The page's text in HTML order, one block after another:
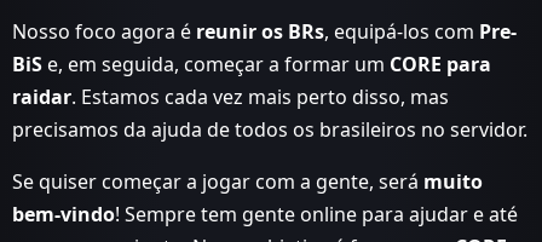
Nosso foco agora é reunir os BRs, equipá-los com Pre-
BiSe, em seguida, começar a formar um CORE para
raidar. Estamos cada vez mais perto disso, mas
precisamos da ajuda de todos os brasileiros no servidor.
Se quiser começar a jogar com a gente, será muito
bem-vindo! Sempre tem gente online para ajudar e até